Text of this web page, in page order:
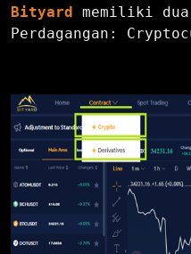
Bityard memiliki
Perdagangan: